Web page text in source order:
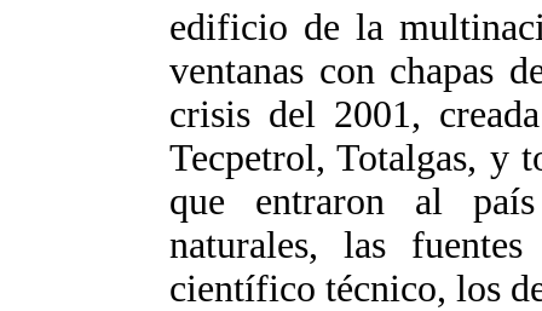
edificio de la
ventanas con chapas
crisis del 2001,
Tecpetrol, Totalgas, y
que entraron al
naturales, las
científico técnico, los